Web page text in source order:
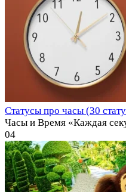
Статусы про часы (30
Часы и Время «Каждая
04